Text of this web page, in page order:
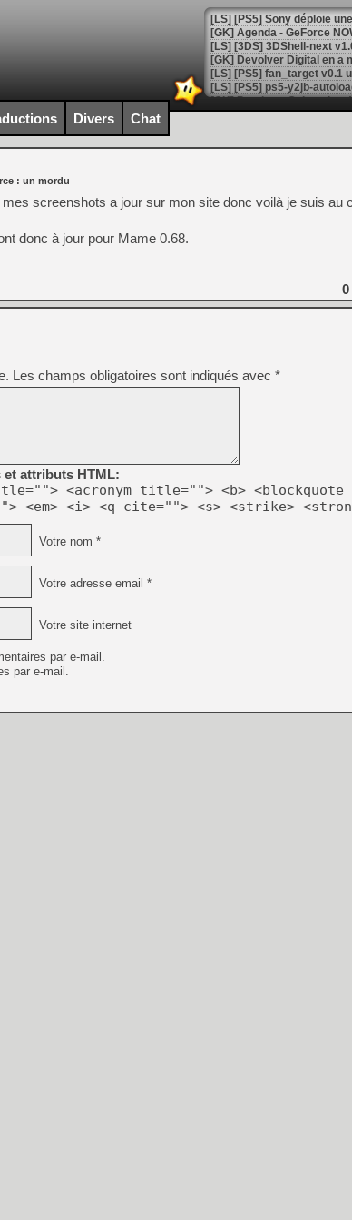
[GK] Agenda - GeForce
[GK] Devolver Digital en a
[LS] [PS5] ps5-y2jb-
[GK] Pourquoi Marvel
[GK] Test : Restory : Chill
[GK] GTA 6 : Rockstar
[GK] Hot Wheels Infinite
[GK] Mémoire cash -
[GK] Résultats Nintendo :
[GK] Déjà des
[Mo5] Brickboy cherche à
[GK] Minecraft et ses «
[GK] Beast of
[GK] Ubisoft : fin de partie
[GK] Mémoire cash -
[GK] Dan Houser (GTA)
[GK] Comment EA Sports
[GK] Crimson Moon : un
[GK] Isle of Reveries : le
[GK] Moonlighter 2 : The
[GK] Capcom relance
[Mo5] Deux inédits du
[GK] Le beat'em up The
[GK] Endless Legend 2 :
[LS] [PS5] Le WebKit
[GK] Oubliez Crazy Taxi,
[LS] [Switch] NSZ 5.0.0
[GK] No More Room in
Divers Chat
: un mordu
screenshots a jour sur mon site donc voilà je suis au
donc à jour pour Mame 0.68.
0
Les champs obligatoires sont indiqués avec *
et attributs HTML:
<acronym title=""> <b> <blockquote
<em> <i> <q cite=""> <s> <strike>
Votre nom *
Votre adresse email *
Votre site internet
par e-mail.
par e-mail.